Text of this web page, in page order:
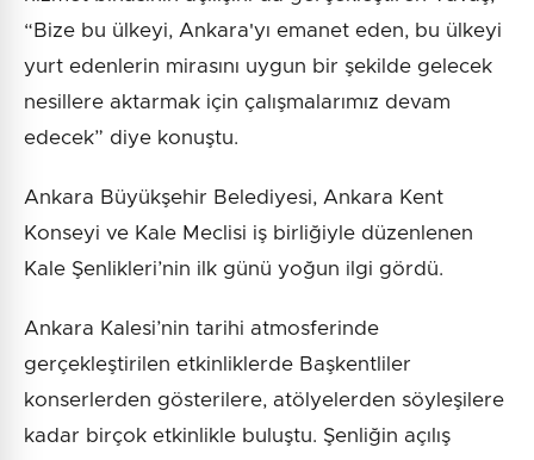
“Bize bu ülkeyi, Ankara'yı emanet eden, bu ülkeyi
yurt edenlerin mirasını uygun bir şekilde gelecek
nesillere aktarmak için çalışmalarımız devam
edecek” diye konuştu.
Ankara Büyükşehir Belediyesi, Ankara Kent
Konseyi ve Kale Meclisi iş birliğiyle düzenlenen
Kale Şenlikleri’nin ilk günü yoğun ilgi gördü.
Ankara Kalesi’nin tarihi atmosferinde
gerçekleştirilen etkinliklerde Başkentliler
konserlerden gösterilere, atölyelerden söyleşilere
kadar birçok etkinlikle buluştu. Şenliğin açılış